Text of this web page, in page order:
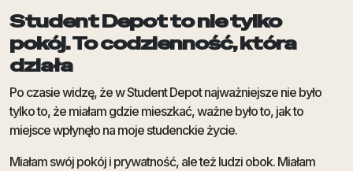
Student Depot to nie tylko
pokój. To codzienność, która
działa
Po czasie widzę, że w Student Depot najważniejsze nie było
tylko to, że miałam gdzie mieszkać, ważne było to, jak to
miejsce wpłynęło na moje studenckie życie.
Miałam swój pokój i prywatność, ale też ludzi obok. Miałam